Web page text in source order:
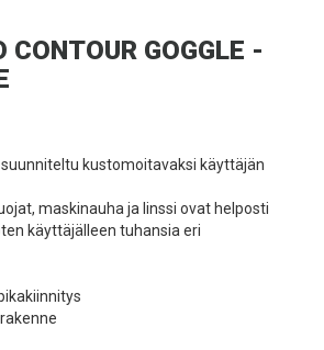
CONTOUR GOGGLE -
kustomoitavaksi käyttäjän
maskinauha ja linssi ovat helposti
käyttäjälleen tuhansia eri